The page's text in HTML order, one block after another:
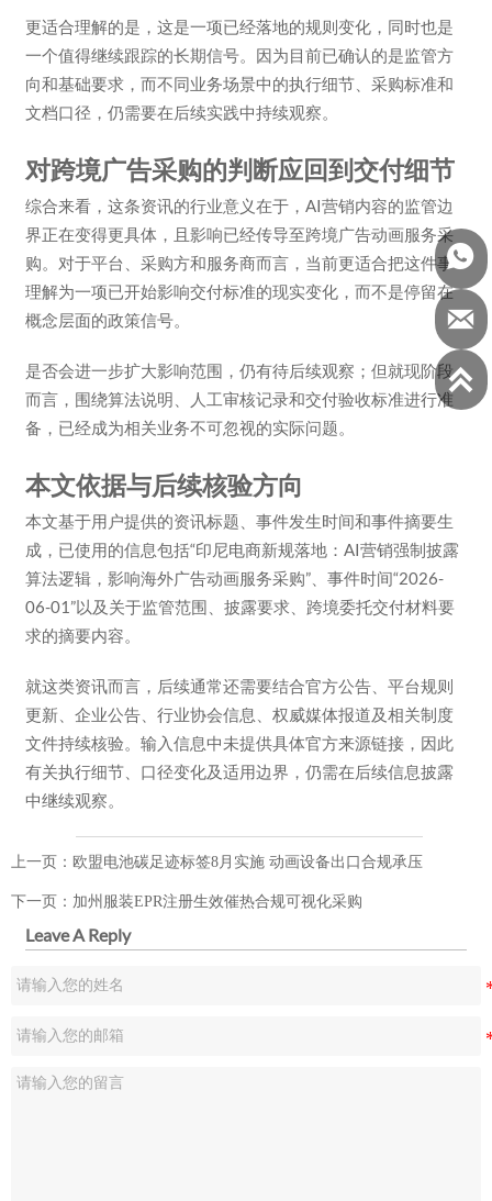
更适合理解的是，这是一项已经落地的规则变化，同时也是
一个值得继续跟踪的长期信号。因为目前已确认的是监管方
向和基础要求，而不同业务场景中的执行细节、采购标准和
文档口径，仍需要在后续实践中持续观察。
对跨境广告采购的判断应回到交付细节
综合来看，这条资讯的行业意义在于，AI营销内容的监管边
界正在变得更具体，且影响已经传导至跨境广告动画服务采
购。对于平台、采购方和服务商而言，当前更适合把这件事
理解为一项已开始影响交付标准的现实变化，而不是停留在
概念层面的政策信号。
是否会进一步扩大影响范围，仍有待后续观察；但就现阶段
而言，围绕算法说明、人工审核记录和交付验收标准进行准
备，已经成为相关业务不可忽视的实际问题。
本文依据与后续核验方向
本文基于用户提供的资讯标题、事件发生时间和事件摘要生
成，已使用的信息包括“印尼电商新规落地：AI营销强制披露
算法逻辑，影响海外广告动画服务采购”、事件时间“2026-
06-01”以及关于监管范围、披露要求、跨境委托交付材料要
求的摘要内容。
就这类资讯而言，后续通常还需要结合官方公告、平台规则
更新、企业公告、行业协会信息、权威媒体报道及相关制度
文件持续核验。输入信息中未提供具体官方来源链接，因此
有关执行细节、口径变化及适用边界，仍需在后续信息披露
中继续观察。
上一页： 欧盟电池碳足迹标签8月实施 动画设备出口合规承压
下一页： 加州服装EPR注册生效催热合规可视化采购
Leave A Reply


